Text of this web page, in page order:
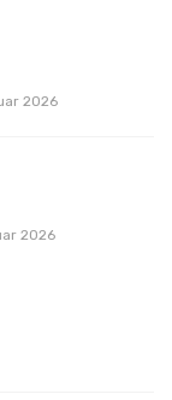
2026
2026